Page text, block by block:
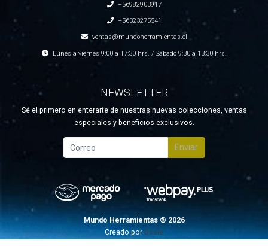
+56982903917
+56323275541
ventas@mundoherramientas.cl
Lunes a viernes 9:00 a 17:30 hrs. / Sábado 9:30 a 13:30 hrs.
NEWSLETTER
Sé el primero en enterarte de nuestras nuevas colecciones, ventas
especiales y beneficios exclusivos.
Enviar
Mundo Herramientas © 2026
Creado por Bsale